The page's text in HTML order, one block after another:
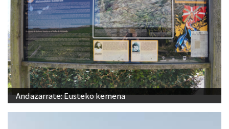
Andazarrate: Eusteko kemena